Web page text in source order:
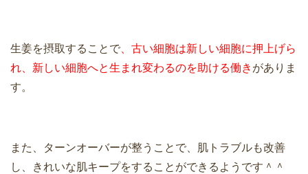
生姜を摂取することで 、古い細胞は新しい細胞に押上げら
れ、新しい細胞へと生まれ変わるのを助ける働き がありま
す。
また、ターンオーバーが整うことで、肌トラブルも改善
し、きれいな肌キープをすることができるようです＾＾